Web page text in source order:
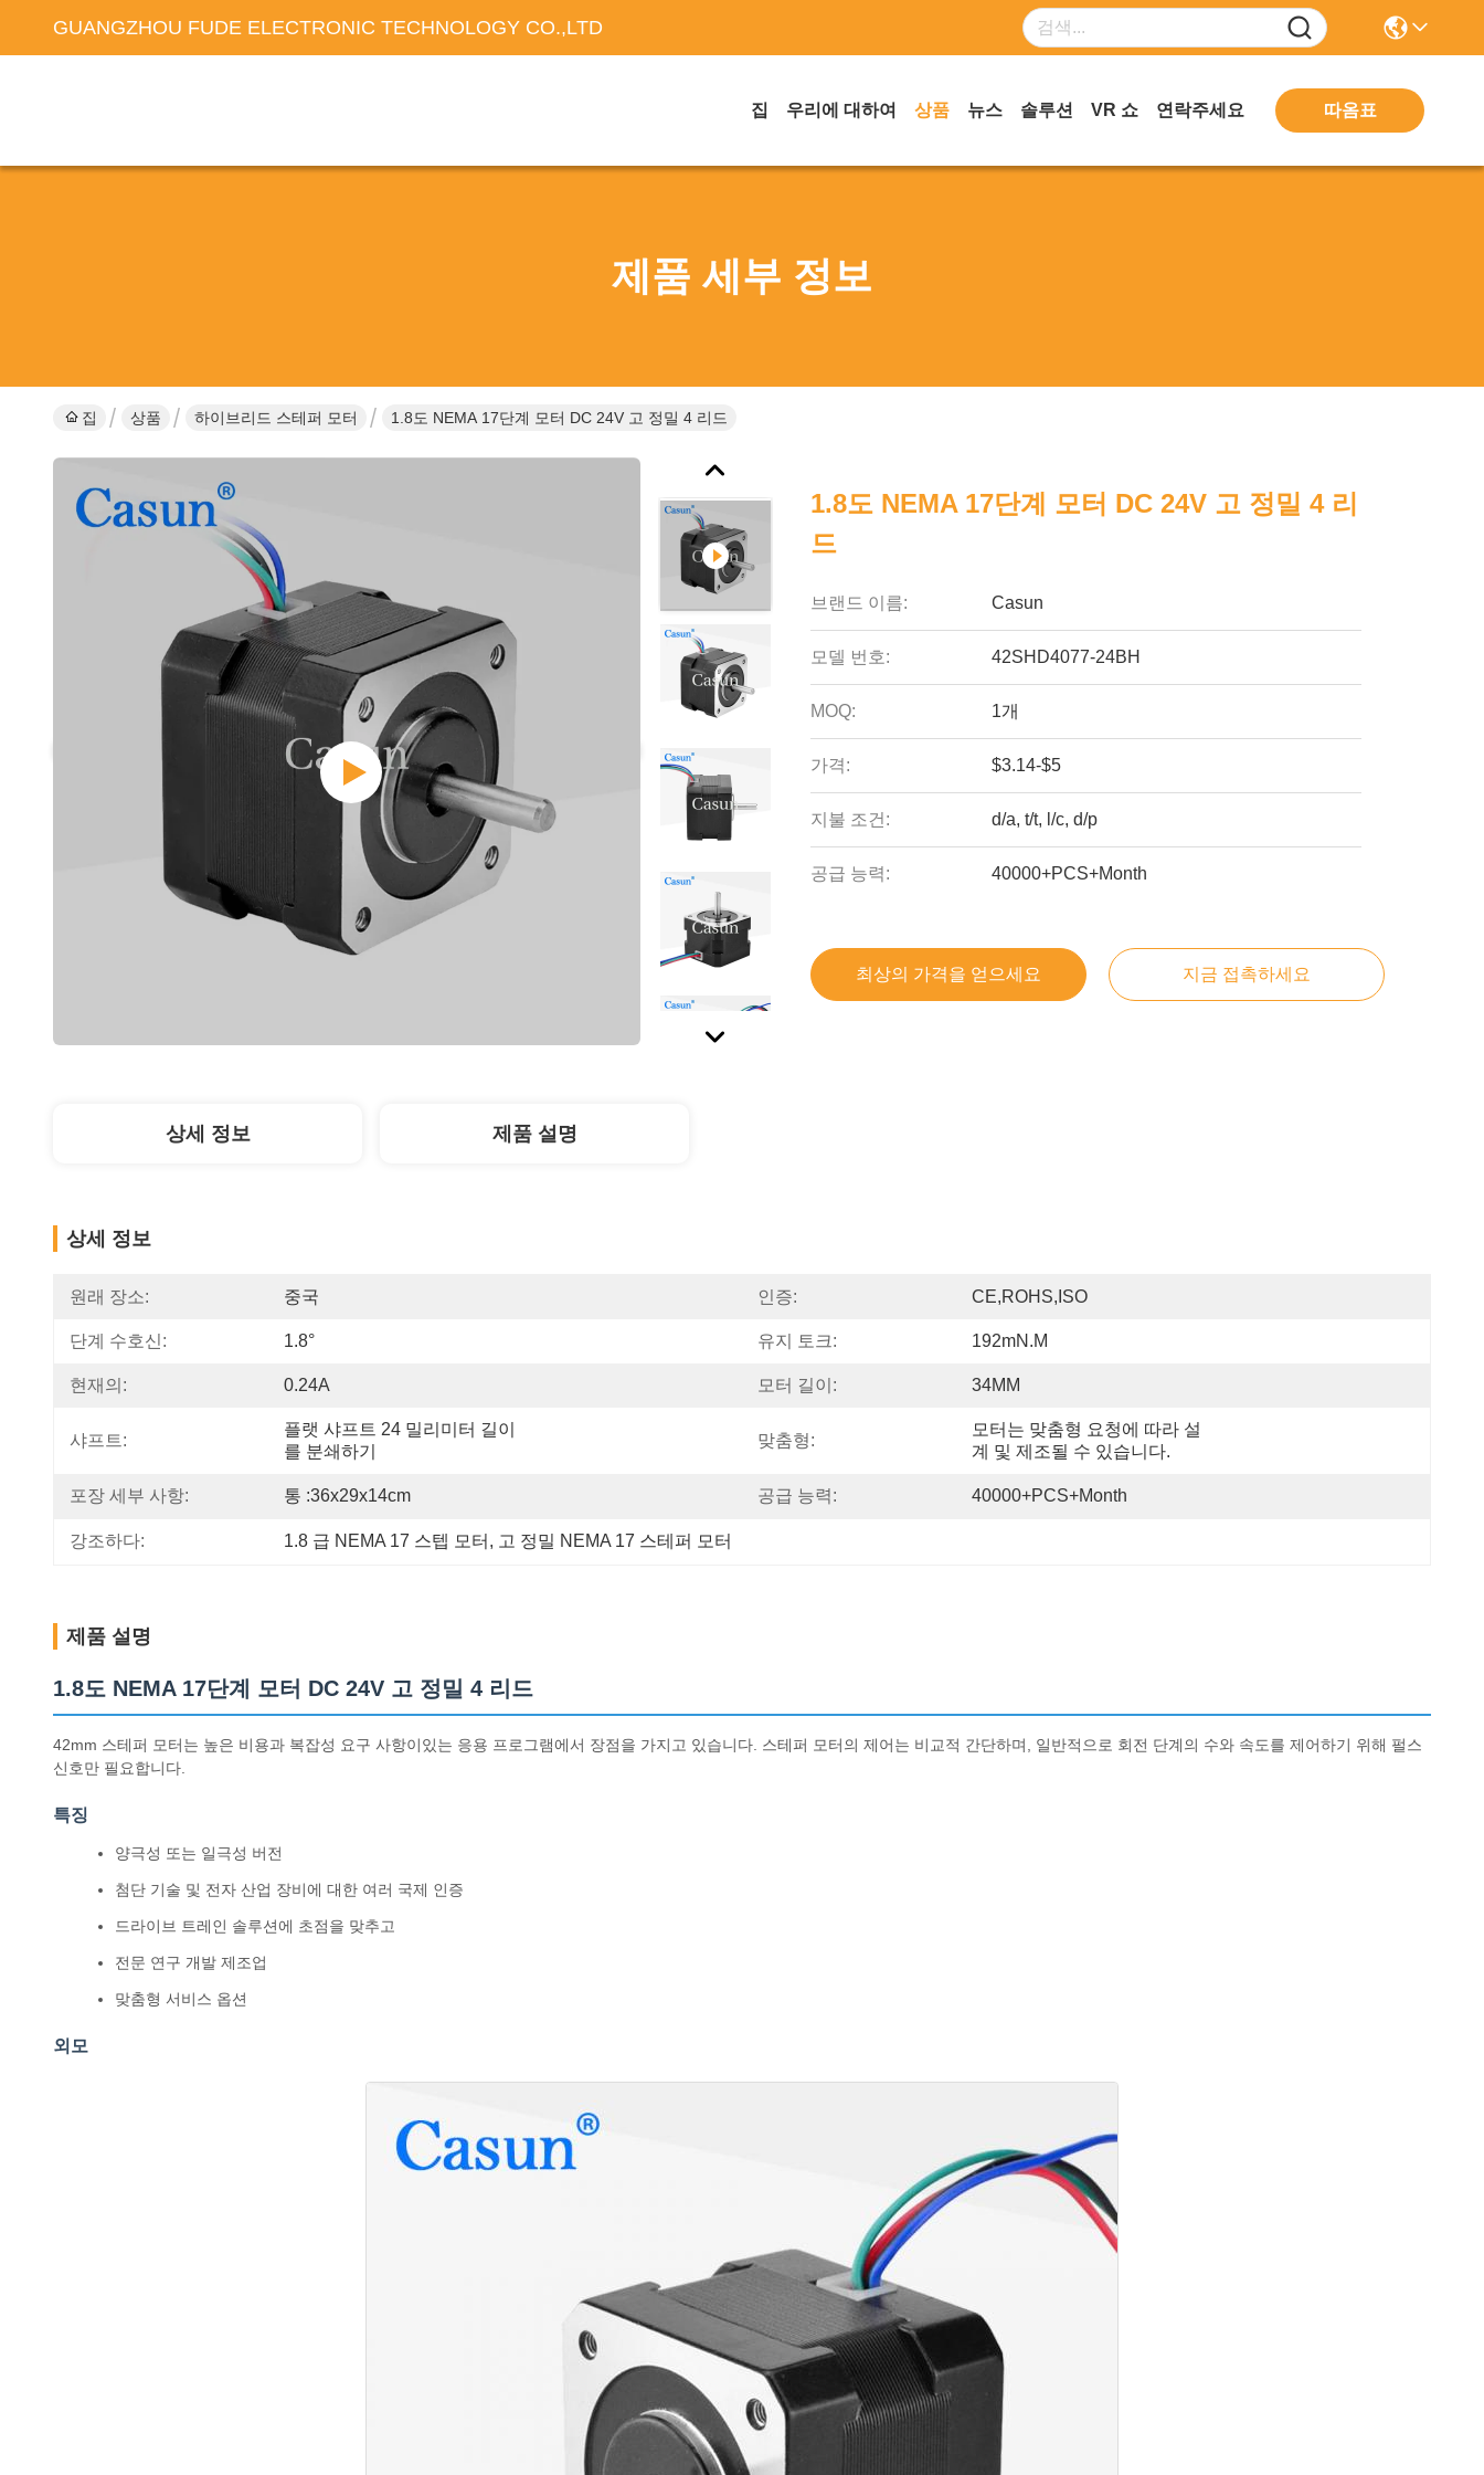
GUANGZHOU FUDE ELECTRONIC TECHNOLOGY CO.,LTD
집 우리에 대하여 상품 뉴스 솔루션 VR 쇼 연락주세요 따옴표
제품 세부 정보
집 상품 하이브리드 스테퍼 모터 1.8도 NEMA 17단계 모터 DC 24V 고 정밀 4 리드
1.8도 NEMA 17단계 모터 DC 24V 고 정밀 4 리
드
브랜드 이름: Casun
모델 번호: 42SHD4077-24BH
MOQ: 1개
가격: $3.14-$5
지불 조건: d/a, t/t, l/c, d/p
공급 능력: 40000+PCS+Month
최상의 가격을 얻으세요 지금 접촉하세요
상세 정보 제품 설명
상세 정보
원래 장소: 중국 인증: CE,ROHS,ISO
단계 수호신: 1.8° 유지 토크: 192mN.m
현재의: 0.24A 모터 길이: 34MM
샤프트:
플랫 샤프트 24 밀리미터 길이
를 분쇄하기
맞춤형:
모터는 맞춤형 요청에 따라 설
계 및 제조될 수 있습니다.
포장 세부 사항: 통 :36x29x14cm 공급 능력: 40000+PCS+Month
강조하다: 1.8 급 NEMA 17 스텝 모터 , 고 정밀 NEMA 17 스테퍼 모터
제품 설명
1.8도 NEMA 17단계 모터 DC 24V 고 정밀 4 리드
42mm 스테퍼 모터는 높은 비용과 복잡성 요구 사항이있는 응용 프로그램에서 장점을 가지고 있습니다. 스테퍼 모터의 제어는 비교적 간단하며, 일반적으로 회전 단계의 수와 속도를 제어하기 위해 펄스
신호만 필요합니다.
특징
양극성 또는 일극성 버전
첨단 기술 및 전자 산업 장비에 대한 여러 국제 인증
드라이브 트레인 솔루션에 초점을 맞추고
전문 연구 개발 제조업
맞춤형 서비스 옵션
외모